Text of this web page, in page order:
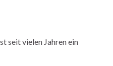
seit vielen Jahren ein